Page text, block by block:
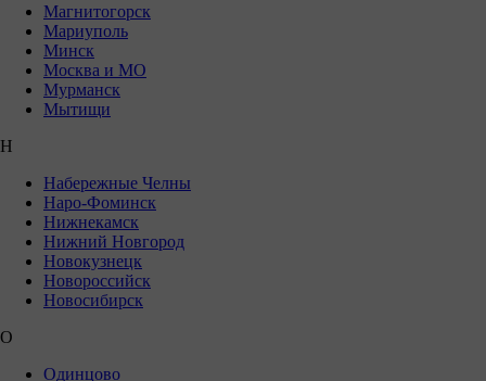
Магнитогорск
Мариуполь
Минск
Москва и МО
Мурманск
Мытищи
Н
Набережные Челны
Наро-Фоминск
Нижнекамск
Нижний Новгород
Новокузнецк
Новороссийск
Новосибирск
О
Одинцово